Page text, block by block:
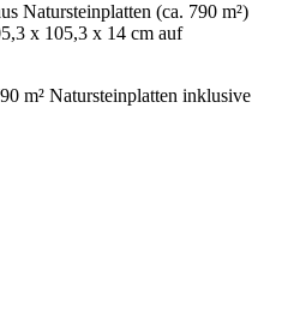
Natursteinplatten (ca. 790 m²)
x 105,3 x 14 cm auf
m² Natursteinplatten inklusive